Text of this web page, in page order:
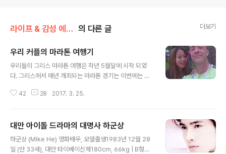
라이프 & 감성 에세이/감성 글 & 에세이 의 다른 글 더보기
우리 커플의 마라톤 여행기
우리들의 그리스 마라톤 여행은 작년 5월달에 시작 되었
다. 그리스에서 매년 개최되는 마라톤 경기는 이번에는 데
톤을 뛰기에는 역부족임을 안 남편은 16km 달리기를 권장
위의 마라톤은 여러 종류별로 진행이 되었고 걷는 분들도
계시고 다양한 프로그램으로 진행 되었다. 원래 본 핵심은
마라톤이 중심이 되었지만 그외의 행사들이 볼만 했었다.
42 28 2017. 3. 25.
대만 아이돌 드라마의 대명사 하군상
하군상 (Mike He) 영화배우, 모델출생1983년 12월 28
일 (만 33세), 대만 타이베이신체180cm, 66kg | B형데